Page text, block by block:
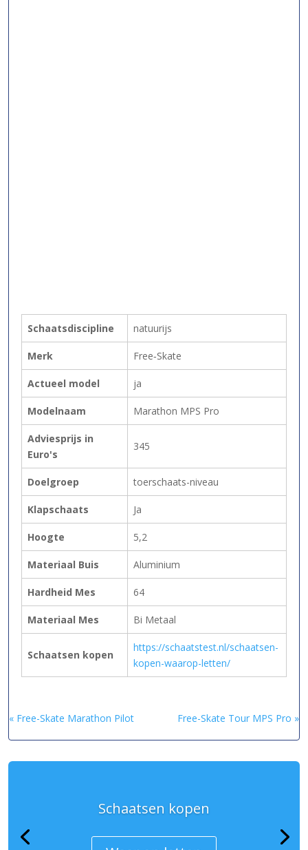
Schaatsdiscipline natuurijs
Merk Free‑Skate
Actueel model ja
Modelnaam Marathon MPS Pro
Adviesprijs in
Euro's
345
Doelgroep toerschaats-niveau
Klapschaats Ja
Hoogte 5,2
Materiaal Buis Aluminium
Hardheid Mes 64
Materiaal Mes Bi Metaal
Schaatsen kopen
https://schaatstest.nl/schaatsen-
kopen-waarop-letten/
« Free-Skate Marathon Pilot Free-Skate Tour MPS Pro »
Schaatsen kopen